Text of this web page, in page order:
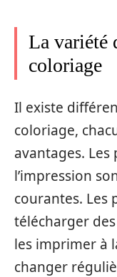
La variété
coloriage
Il existe
coloriage,
avantages.
l’impression
courantes. Les
télécharger
les imprimer à
changer